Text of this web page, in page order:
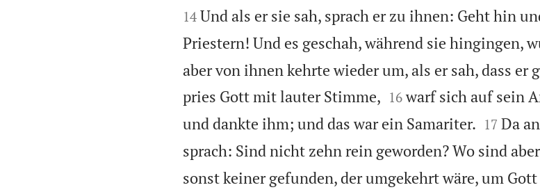
14 Und als er sie sah, sprach er zu ihnen: Geht hin
Priestern! Und es geschah, während sie hingingen,
aber von ihnen kehrte wieder um, als er sah, dass er
pries Gott mit lauter Stimme, 

16 warf sich auf sein
und dankte ihm; und das war ein Samariter.
17 Da
sprach: Sind nicht zehn rein geworden? Wo sind
sonst keiner gefunden, der umgekehrt wäre, um